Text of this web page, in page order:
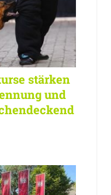
stärken
und